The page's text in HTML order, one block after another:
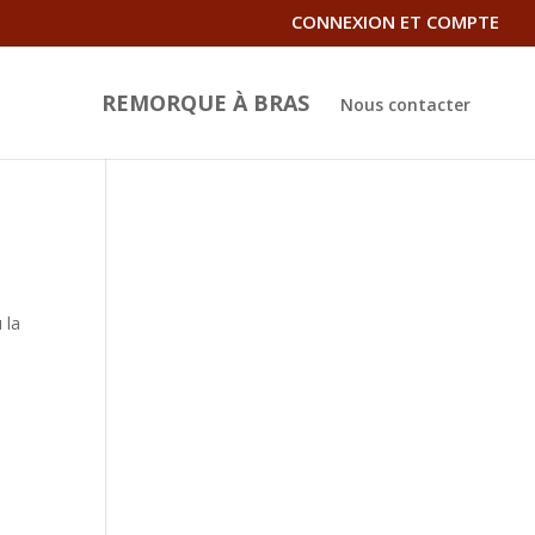
CONNEXION ET COMPTE
REMORQUE À BRAS Nous contacter
la